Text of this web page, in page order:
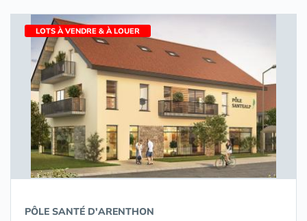
LOTS À VENDRE & À LOUER
PÔLE SANTÉ D'ARENTHON